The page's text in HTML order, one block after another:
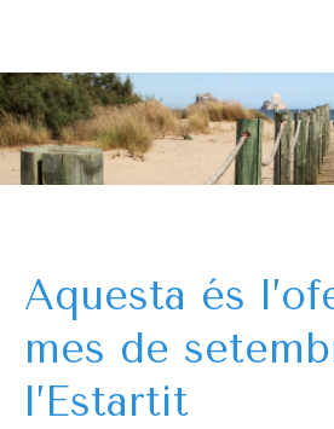
Aquesta és
mes de
l’Estartit